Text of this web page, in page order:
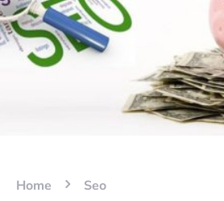
Home Seo